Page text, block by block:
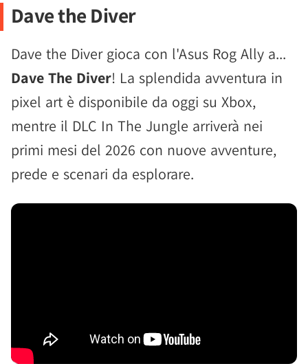
Dave the Diver
Dave the Diver gioca con l'Asus Rog Ally a...
Dave The Diver! La splendida avventura in
pixel art è disponibile da oggi su Xbox,
mentre il DLC In The Jungle arriverà nei
primi mesi del 2026 con nuove avventure,
prede e scenari da esplorare.